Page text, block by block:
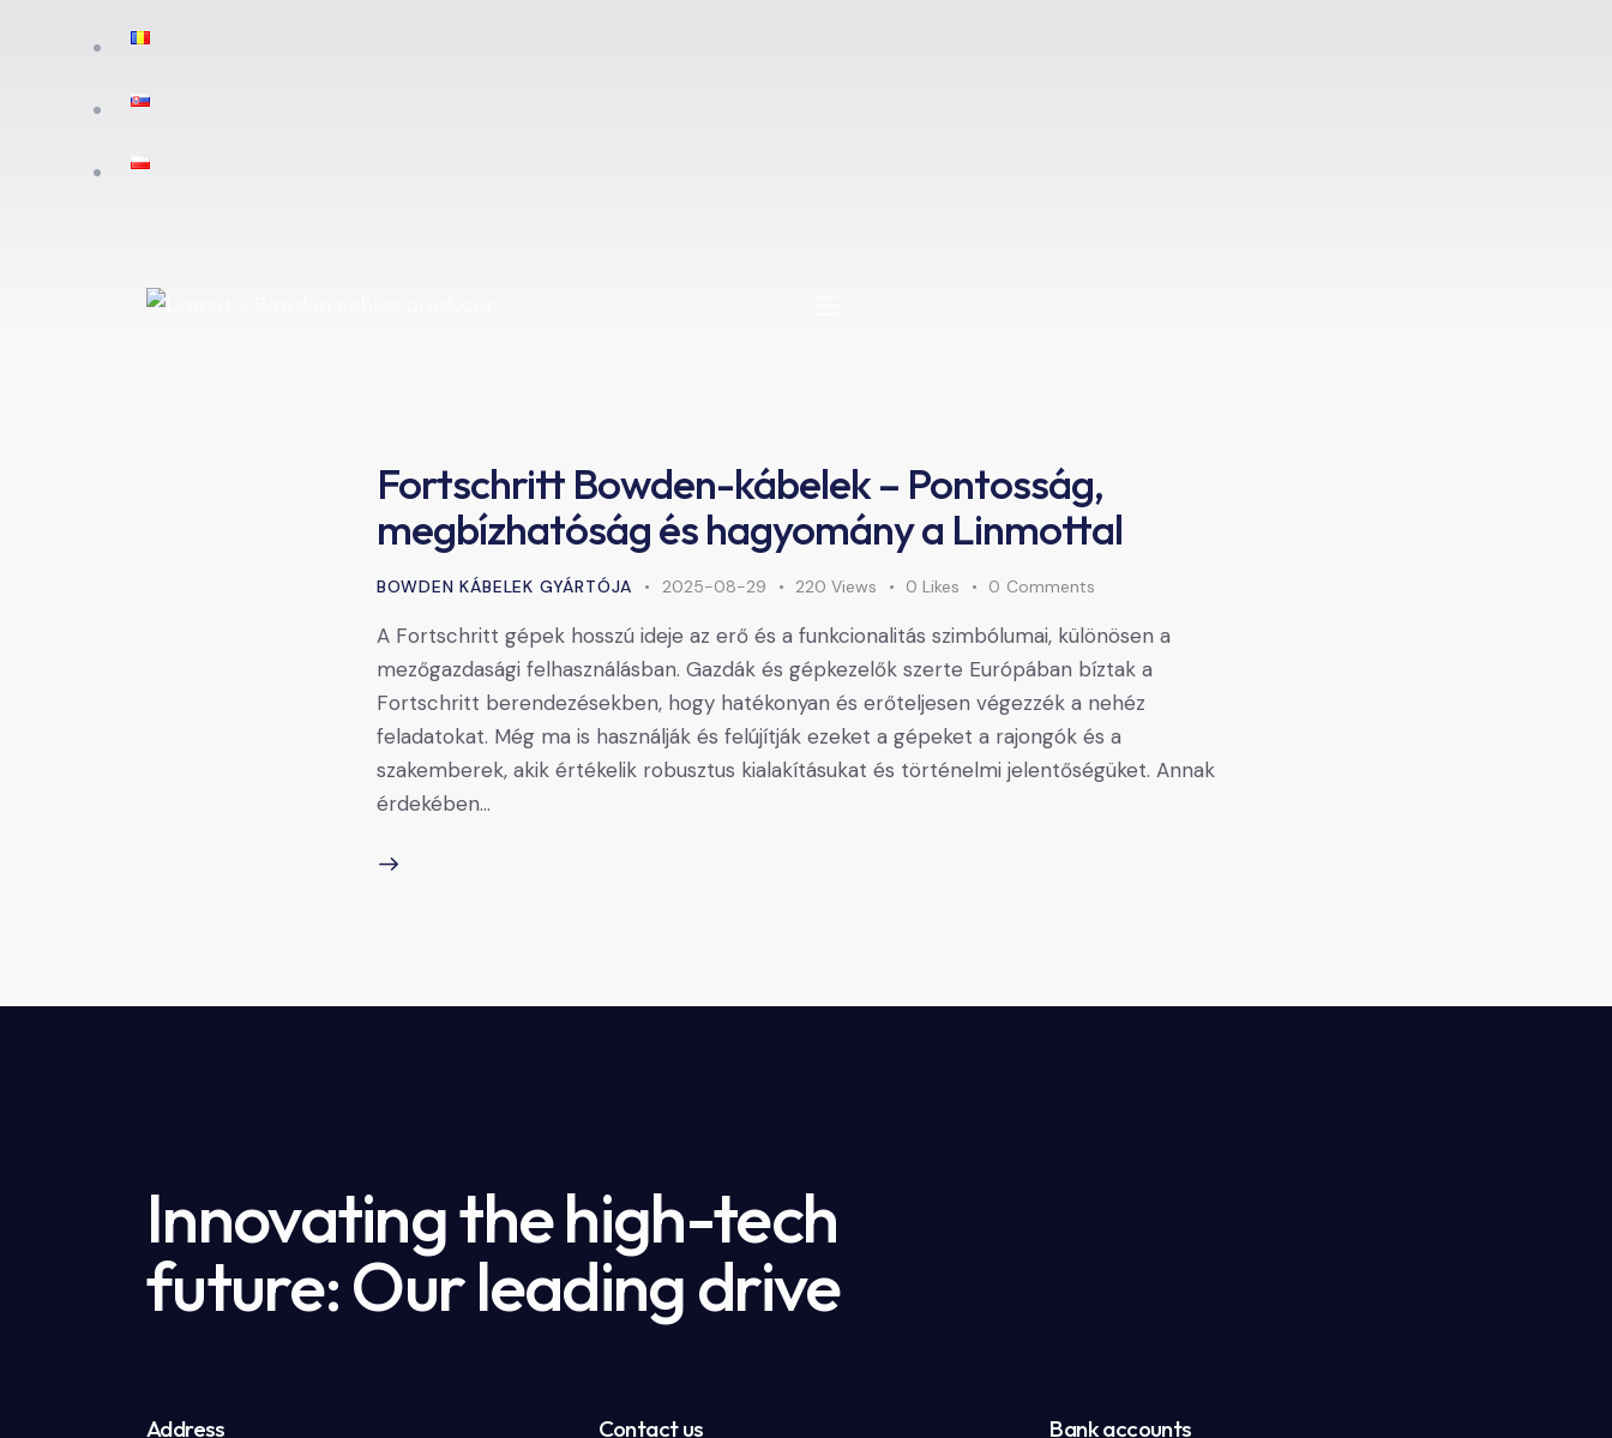
Fortschritt Bowden-kábelek – Pontosság,
megbízhatóság és hagyomány a Linmottal
BOWDEN KÁBELEK GYÁRTÓJA 2025-08-29 220 Views 0 Likes 0 Comments
A Fortschritt gépek hosszú ideje az erő és a funkcionalitás szimbólumai, különösen a
mezőgazdasági felhasználásban. Gazdák és gépkezelők szerte Európában bíztak a
Fortschritt berendezésekben, hogy hatékonyan és erőteljesen végezzék a nehéz
feladatokat. Még ma is használják és felújítják ezeket a gépeket a rajongók és a
szakemberek, akik értékelik robusztus kialakításukat és történelmi jelentőségüket. Annak
érdekében…
Innovating the high-tech
future: Our leading drive
Address Contact us Bank accounts